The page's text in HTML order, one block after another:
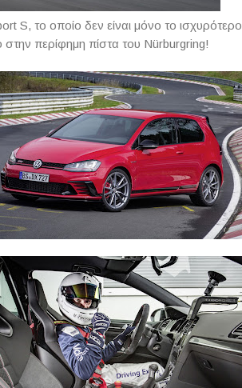
S, το οποίο δεν είναι μόνο το ισχυρότερο
περίφημη πίστα του Nürburgring!